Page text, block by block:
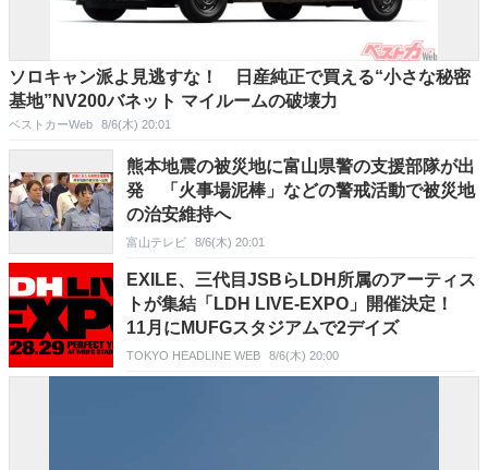
ソロキャン派よ見逃すな！ 日産純正で買える“小さな秘密
基地”NV200バネット マイルームの破壊力
ベストカーWeb 8/6(木) 20:01
熊本地震の被災地に富山県警の支援部隊が出
発 「火事場泥棒」などの警戒活動で被災地
の治安維持へ
富山テレビ 8/6(木) 20:01
EXILE、三代目JSBらLDH所属のアーティス
トが集結「LDH LIVE-EXPO」開催決定！
11月にMUFGスタジアムで2デイズ
TOKYO HEADLINE WEB 8/6(木) 20:00